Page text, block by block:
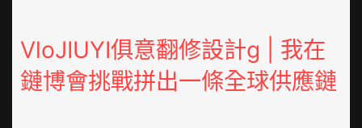
旗
德
系
VloJIUYI俱意翻修設計g | 我在
鏈博會挑戰拼出一條全球供應鏈